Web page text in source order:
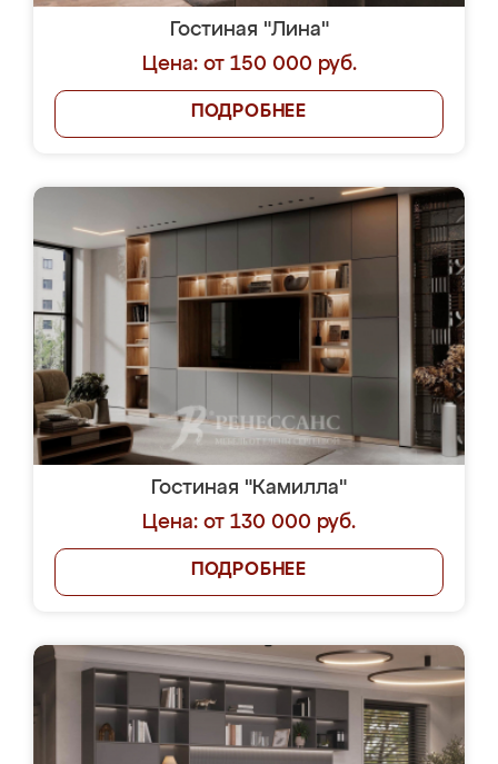
Гостиная "Лина"
Цена: от 150 000 руб.
ПОДРОБНЕЕ
Гостиная "Камилла"
Цена: от 130 000 руб.
ПОДРОБНЕЕ